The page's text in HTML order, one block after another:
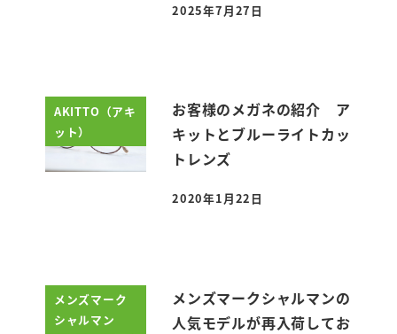
投稿日
2025年7月27日
AKITTO（アキ
ット）
お客様のメガネの紹介 ア
キットとブルーライトカッ
トレンズ
投稿日
2020年1月22日
メンズマーク
シャルマン
メンズマークシャルマンの
人気モデルが再入荷してお